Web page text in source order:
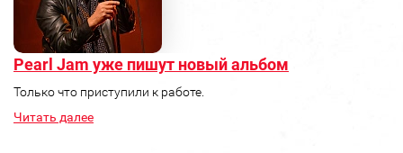
Pearl Jam уже пишут новый альбом
Только что приступили к работе.
Читать далее